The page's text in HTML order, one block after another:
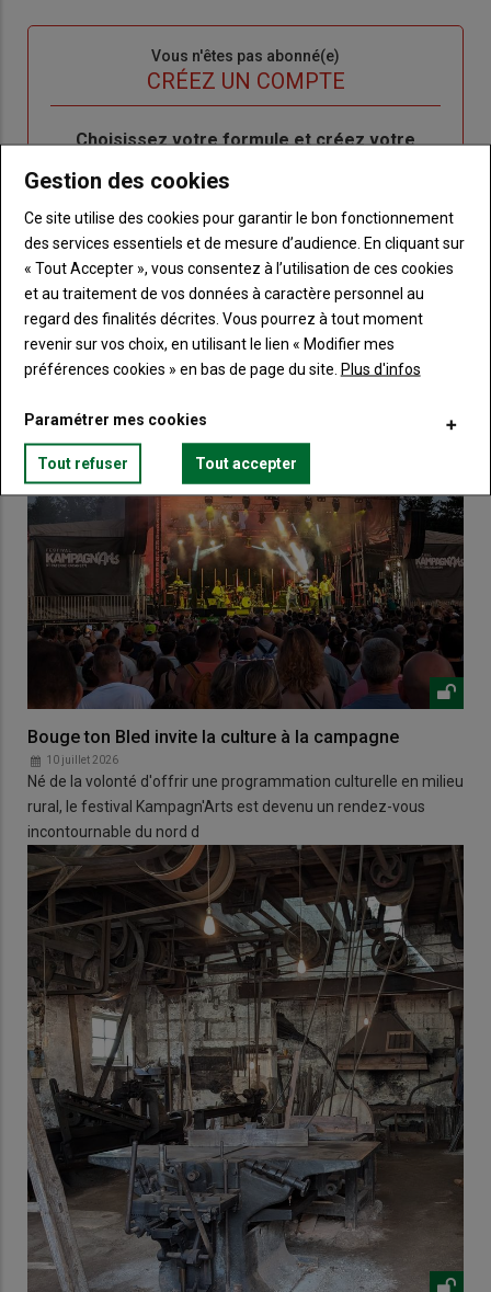
Vous n'êtes pas abonné(e)
CRÉEZ UN COMPTE
BodyChoisissez votre formule et créez votre
Touraine.
Créez un compte
VOUS AIMEREZ AUSSI
Bouge ton Bled invite la culture à la campagne
10 juillet 2026
Né de la volonté d'offrir une programmation culturelle en milieu
rural, le festival Kampagn'Arts est devenu un rendez-vous
incontournable du nord d
Gestion des cookies
Ce site utilise des cookies pour garantir le bon fonctionnement
des services essentiels et de mesure d’audience. En cliquant sur
« Tout Accepter », vous consentez à l’utilisation de ces cookies
et au traitement de vos données à caractère personnel au
regard des finalités décrites. Vous pourrez à tout moment
revenir sur vos choix, en utilisant le lien « Modifier mes
préférences cookies » en bas de page du site. Plus d'infos
Paramétrer mes cookies
Tout refuser Tout accepter